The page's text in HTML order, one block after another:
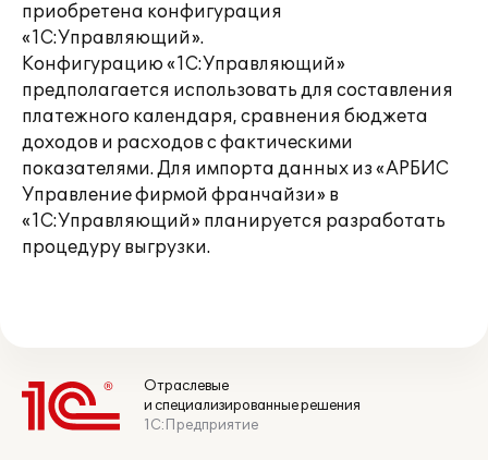
приобретена конфигурация
«1С:Управляющий».
Конфигурацию «1С:Управляющий»
предполагается использовать для составления
платежного календаря, сравнения бюджета
доходов и расходов с фактическими
показателями. Для импорта данных из «АРБИС
Управление фирмой франчайзи» в
«1С:Управляющий» планируется разработать
процедуру выгрузки.
Отраслевые
и специализированные решения
1С:Предприятие